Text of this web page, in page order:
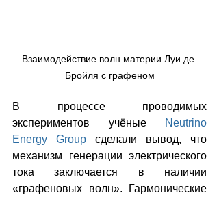
Взаимодействие волн материи Луи де
Бройля с графеном
В процессе проводимых
экспериментов учёные
Neutrino
Energy Group сделали вывод, что
механизм генерации электрического
тока заключается в наличии
«графеновых волн». Гармонические